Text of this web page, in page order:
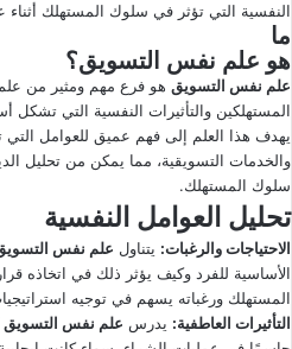
ى
ي
ا
ك
و
ن
ي
ا
النفسية التي تؤثر في سلوك المستهلك أثناء
ما
هو علم نفس التسويق؟
علم نفس التسويق هو فرع مهم ومثير من
المستهلكين والتأثيرات النفسية التي
يهدف هذا العلم إلى فهم عميق للعوامل
والخدمات التسويقية، مما يمكن من تحليل
سلوك المستهلك.
تحليل العوامل النفسية
الاحتياجات والرغبات: يتناول علم نفس
الأساسية للفرد وكيف يؤثر ذلك في اتخاذه
المستهلك ورغباته يسهم في توجيه
التأثيرات العاطفية: يدرس علم نفس التسويق